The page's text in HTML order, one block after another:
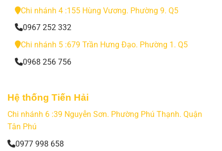
Chi nhánh 4 :155 Hùng Vương. Phường 9. Q5
0967 252 332
Chi nhánh 5 :679 Trần Hưng Đạo. Phường 1. Q5
0968 256 756
Hệ thống Tiến Hải
Chi nhánh 6 :39 Nguyễn Sơn. Phường Phú Thạnh. Quận
Tân Phú
0977 998 658